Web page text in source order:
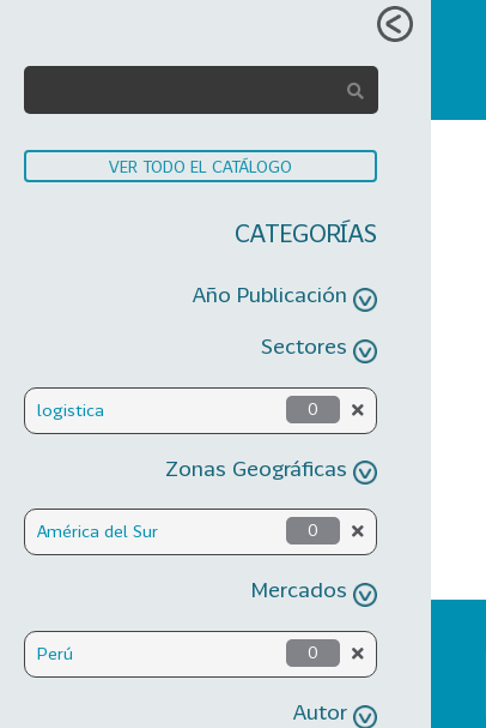
VER TODO EL CATÁLOGO
CATEGORÍAS
Año Publicación
Sectores
logistica 0
Zonas Geográficas
América del Sur 0
Mercados
Perú 0
Autor